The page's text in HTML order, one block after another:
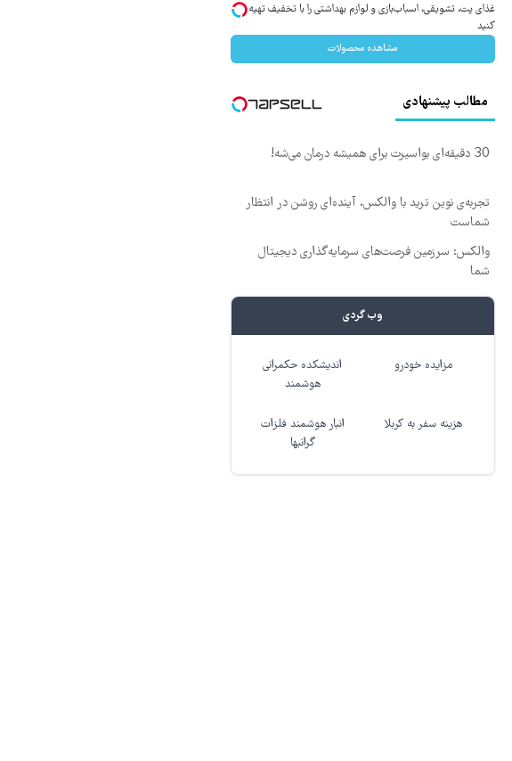
غذای پت، تشویقی، اسباب‌بازی و لوازم بهداشتی را با تخفیف تهیه
کنید
مشاهده محصولات
مطالب پیشنهادی
30 دقیقه‌ای بواسیرت برای همیشه درمان می‌شه!
تجربه‌ی نوین ترید با والکس، آینده‌ای روشن در انتظار
شماست
والکس: سرزمین فرصت‌های سرمایه‌گذاری دیجیتال
شما
وب گردی
مزایده خودرو
اندیشکده حکمرانی
هوشمند
هزینه سفر به کربلا
انبار هوشمند فلزات
گرانبها